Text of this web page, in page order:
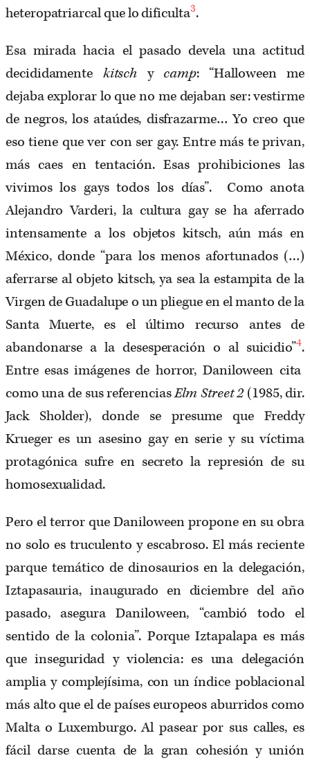
heteropatriarcal que lo dificulta3.
Esa mirada hacia el pasado devela una actitud
decididamente kitschy camp: “Halloween me
dejaba explorar lo que no me dejaban ser: vestirme
de negros, los ataúdes, disfrazarme… Yo creo que
eso tiene que ver con ser gay. Entre más te privan,
más caes en tentación. Esas prohibiciones las
vivimos los gays todos los días”. Como anota
Alejandro Varderi, la cultura gay se ha aferrado
intensamente a los objetos kitsch, aún más en
México, donde “para los menos afortunados (…)
aferrarse al objeto kitsch, ya sea la estampita de la
Virgen de Guadalupe o un pliegue en el manto de la
Santa Muerte, es el último recurso antes de
abandonarse a la desesperación o al suicidio”4.
Entre esas imágenes de horror, Daniloween cita
como una de sus referenciasElm Street 2 (1985, dir.
Jack Sholder), donde se presume que Freddy
Krueger es un asesino gay en serie y su víctima
protagónica sufre en secreto la represión de su
homosexualidad.
Pero el terror que Daniloween propone en su obra
no solo es truculento y escabroso. El más reciente
parque temático de dinosaurios en la delegación,
Iztapasauria, inaugurado en diciembre del año
pasado, asegura Daniloween, “cambió todo el
sentido de la colonia”. Porque Iztapalapa es más
que inseguridad y violencia: es una delegación
amplia y complejísima, con un índice poblacional
más alto que el de países europeos aburridos como
Malta o Luxemburgo. Al pasear por sus calles, es
fácil darse cuenta de la gran cohesión y unión